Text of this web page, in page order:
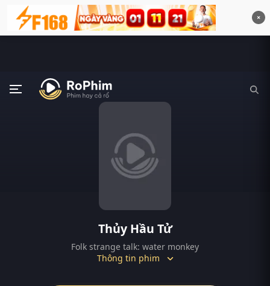
×
Thủy Hầu Tử
Folk strange talk: water monkey
Thông tin phim